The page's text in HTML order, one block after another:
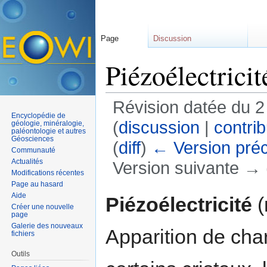
Révision datée du
(discussion |
(diff) ← Version
Version suivante →
Piézoélectricité
Apparition de
Page Discussion
Encyclopédie de
géologie, minéralogie,
paléontologie et autres
Géosciences
Communauté
Actualités
Modifications récentes
Page au hasard
Aide
Créer une nouvelle
page
Galerie des nouveaux
fichiers
Outils